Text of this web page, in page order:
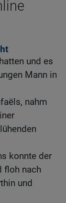
und es
Mann in
nahm
konnte der
floh nach
und